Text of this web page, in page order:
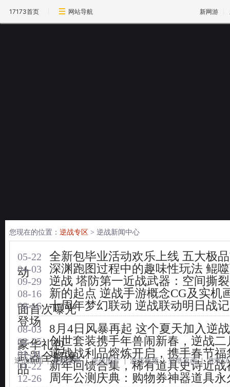
17173首页 网站导航 新网游
逆战新闻 | 逆战攻略 | 逆战图片 | 游戏视频 | 壁纸原画 | 游戏
您现在的位置： 逆战专区 > 逆战新闻中心
05-22
全新包毕业活动欢乐上线 五大极
动
04-03 深渊跑图过程中的趣味性玩法 鲲
09-29 逆战 塔防第一近战武器：空间撕
08-16
新的起点 逆战手游概念CG及实机
面首次曝光
08-16
十周年梦幻联动 逆战联动明日战
登场
08-03
8月4日风暴再起 这个夏天加入逆
豪华礼包
02-25
创世套装携手年兽闹新春，逆战二
武器全解读
01-31
逆战战利品熔炼开启，携手春节福
品
01-22 新年回馈合集，稀有道具史诗近战
12-26
周年公测庆典：购物券神器道具